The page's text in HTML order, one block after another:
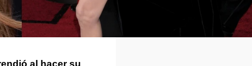
nueva película,
que en el que
al hacer su